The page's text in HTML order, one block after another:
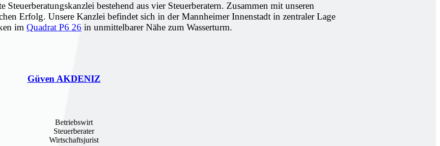
bestehend aus vier Steuerberatern. Zusammen mit unseren
Erfolg. Unsere Kanzlei befindet sich in der Mannheimer Innenstadt in zentraler Lage
im Quadrat P6 26 in unmittelbarer Nähe zum Wasserturm.
Güven AKDENIZ
Betriebswirt
Steuerberater
Wirtschaftsjurist